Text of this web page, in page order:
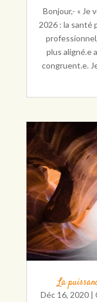
Bonjour,- « Je
2026 : la santé
plus aligné.e
congruent.e.
La
Déc 16, 2020|